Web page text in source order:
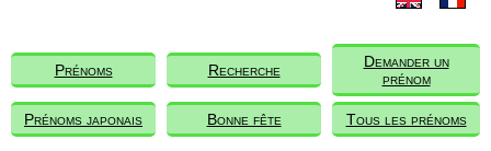
Prénoms Recherche
Demander un
prénom
Prénoms japonais Bonne fête Tous les prénoms